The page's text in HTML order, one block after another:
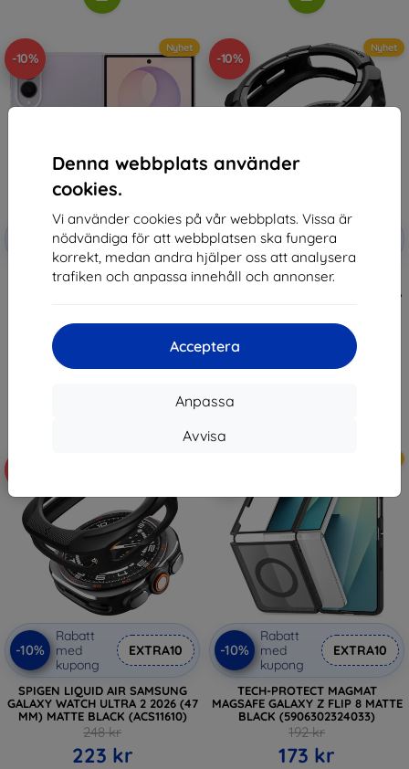
Denna webbplats använder
cookies.
Vi använder cookies på vår webbplats. Vissa är
nödvändiga för att webbplatsen ska fungera
korrekt, medan andra hjälper oss att analysera
trafiken och anpassa innehåll och annonser.
Acceptera
Anpassa
Avvisa
-10%
Nyhet
Rabatt
med
kupong
EXTRA10
EF-QF971CTE Samsung Clear
426 kr
I lager > 5 st
-10%
Nyhet
-10%
Rabatt
med
kupong
EXTRA10
SPIGEN RUGGED ARMOR
SAMSUNG GALAXY WATCH ULTRA
-10%
Rabatt
med
kupong
EXTRA10
SPIGEN LIQUID AIR SAMSUNG
GALAXY WATCH ULTRA 2 2026 (47
MM) MATTE BLACK (ACS11610)
248 kr
223 kr
-10%
Rabatt
med
kupong
EXTRA10
TECH-PROTECT MAGMAT
MAGSAFE GALAXY Z FLIP 8 MATTE
BLACK (5906302324033)
192 kr
173 kr